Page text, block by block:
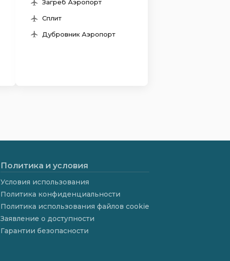
Загреб Аэропорт
Сплит
Дубровник Аэропорт
Политика и условия
Условия использования
Политика конфиденциальности
Политика использования файлов cookie
Заявление о доступности
Гарантии безопасности